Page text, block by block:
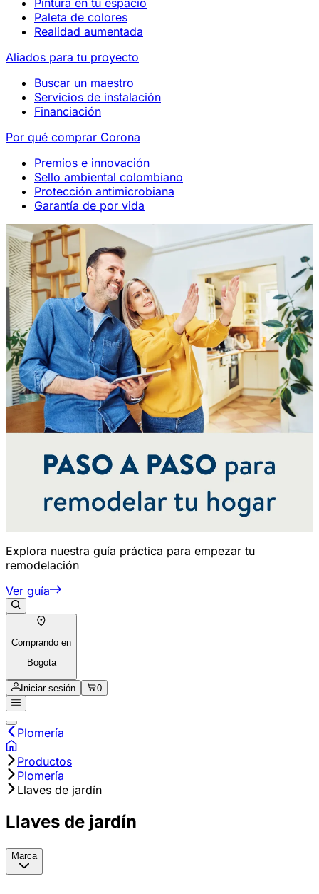
Pintura en tu espacio
Paleta de colores
Realidad aumentada
Aliados para tu proyecto
Buscar un maestro
Servicios de instalación
Financiación
Por qué comprar Corona
Premios e innovación
Sello ambiental colombiano
Protección antimicrobiana
Garantía de por vida
Explora nuestra guía práctica para empezar tu
remodelación
Ver guía
Comprando en
Bogota
Iniciar sesión 0
Plomería
Productos
Plomería
Llaves de jardín
Llaves de jardín
Marca